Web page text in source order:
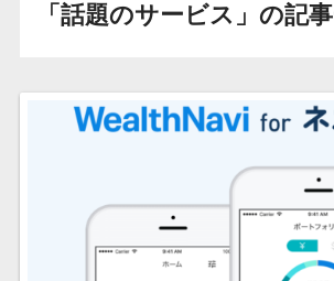
「話題のサービス」の記